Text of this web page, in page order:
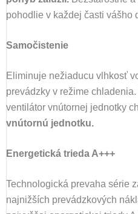
pohodlie v každej časti vášho
Samočistenie
Eliminuje nežiaducu vlhkosť
prevádzky v režime
ventilátor vnútornej jednotky
vnútornú jednotku.
Energetická trieda A+++
Technologická prevaha série
najnižších prevádzkových